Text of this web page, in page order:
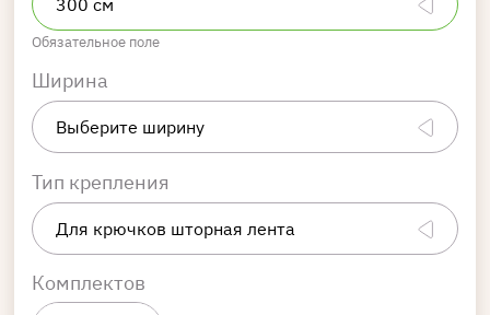
Обязательное поле
Ширина
Тип крепления
Комплектов